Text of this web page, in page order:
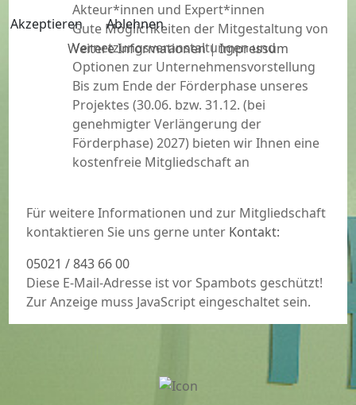
Akteur*innen und Expert*innen
Gute Möglichkeiten der Mitgestaltung von
Vernetzungsveranstaltungen und
Optionen zur Unternehmensvorstellung
Bis zum Ende der Förderphase unseres
Projektes (30.06. bzw. 31.12. (bei
genehmigter Verlängerung der
Förderphase) 2027) bieten wir Ihnen eine
kostenfreie Mitgliedschaft an
Für weitere Informationen und zur Mitgliedschaft
kontaktieren Sie uns gerne unter Kontakt:
05021 / 843 66 00
Diese E-Mail-Adresse ist vor Spambots geschützt!
Zur Anzeige muss JavaScript eingeschaltet sein.
Akzeptieren
Ablehnen
Weitere Informationen|Impressum